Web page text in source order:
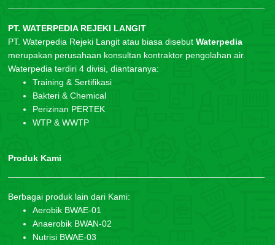
PT. WATERPEDIA REJEKI LANGIT
PT. Waterpedia Rejeki Langit atau biasa disebut Waterpedia
merupakan perusahaan konsultan kontraktor pengolahan air.
Waterpedia terdiri 4 divisi, diantaranya:
Training & Sertifikasi
Bakteri & Chemical
Perizinan PERTEK
WTP & WWTP
Produk Kami
Berbagai produk lain dari Kami:
Aerobik BWAE-01
Anaerobik BWAN-02
Nutrisi BWAE-03